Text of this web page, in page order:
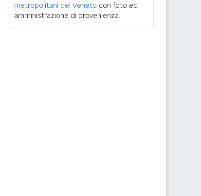
metropolitani del Veneto con foto ed
amministrazione di provenienza.